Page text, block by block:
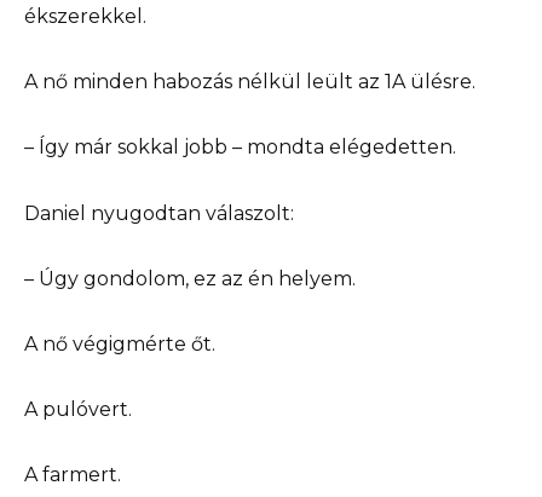
ékszerekkel.
A nő minden habozás nélkül leült az 1A ülésre.
– Így már sokkal jobb – mondta elégedetten.
Daniel nyugodtan válaszolt:
– Úgy gondolom, ez az én helyem.
A nő végigmérte őt.
A pulóvert.
A farmert.